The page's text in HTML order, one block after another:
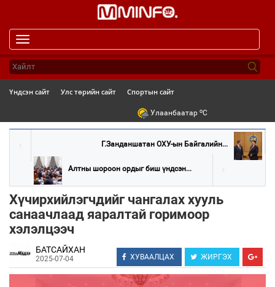
navigation
Үндсэн сайт Улс төрийн сайт Спортын сайт
Улаанбаатар oC
Г.Занданшатан ОХУ-ын Байгалийн...
Алтны шороон ордыг биш үндсэн...
Хүчирхийлэгчдийг чангалах хууль
санаачлаад яаралтай горимоор
хэлэлцээч
БАТСАЙХАН
2025-07-04 ХУВААЛЦАХ ЖИРГЭХ